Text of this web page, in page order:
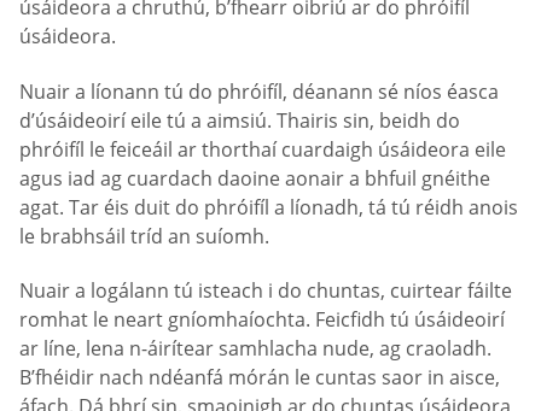
úsáideora a chruthú, b’fhearr oibriú ar do phróifíl
úsáideora.
Nuair a líonann tú do phróifíl, déanann sé níos éasca
d’úsáideoirí eile tú a aimsiú. Thairis sin, beidh do
phróifíl le feiceáil ar thorthaí cuardaigh úsáideora eile
agus iad ag cuardach daoine aonair a bhfuil gnéithe
agat. Tar éis duit do phróifíl a líonadh, tá tú réidh anois
le brabhsáil tríd an suíomh.
Nuair a logálann tú isteach i do chuntas, cuirtear fáilte
romhat le neart gníomhaíochta. Feicfidh tú úsáideoirí
ar líne, lena n-áirítear samhlacha nude, ag craoladh.
B’fhéidir nach ndéanfá mórán le cuntas saor in aisce,